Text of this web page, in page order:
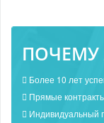
ПОЧЕМУ
Более 10 лет
Прямые
Индивидуальный